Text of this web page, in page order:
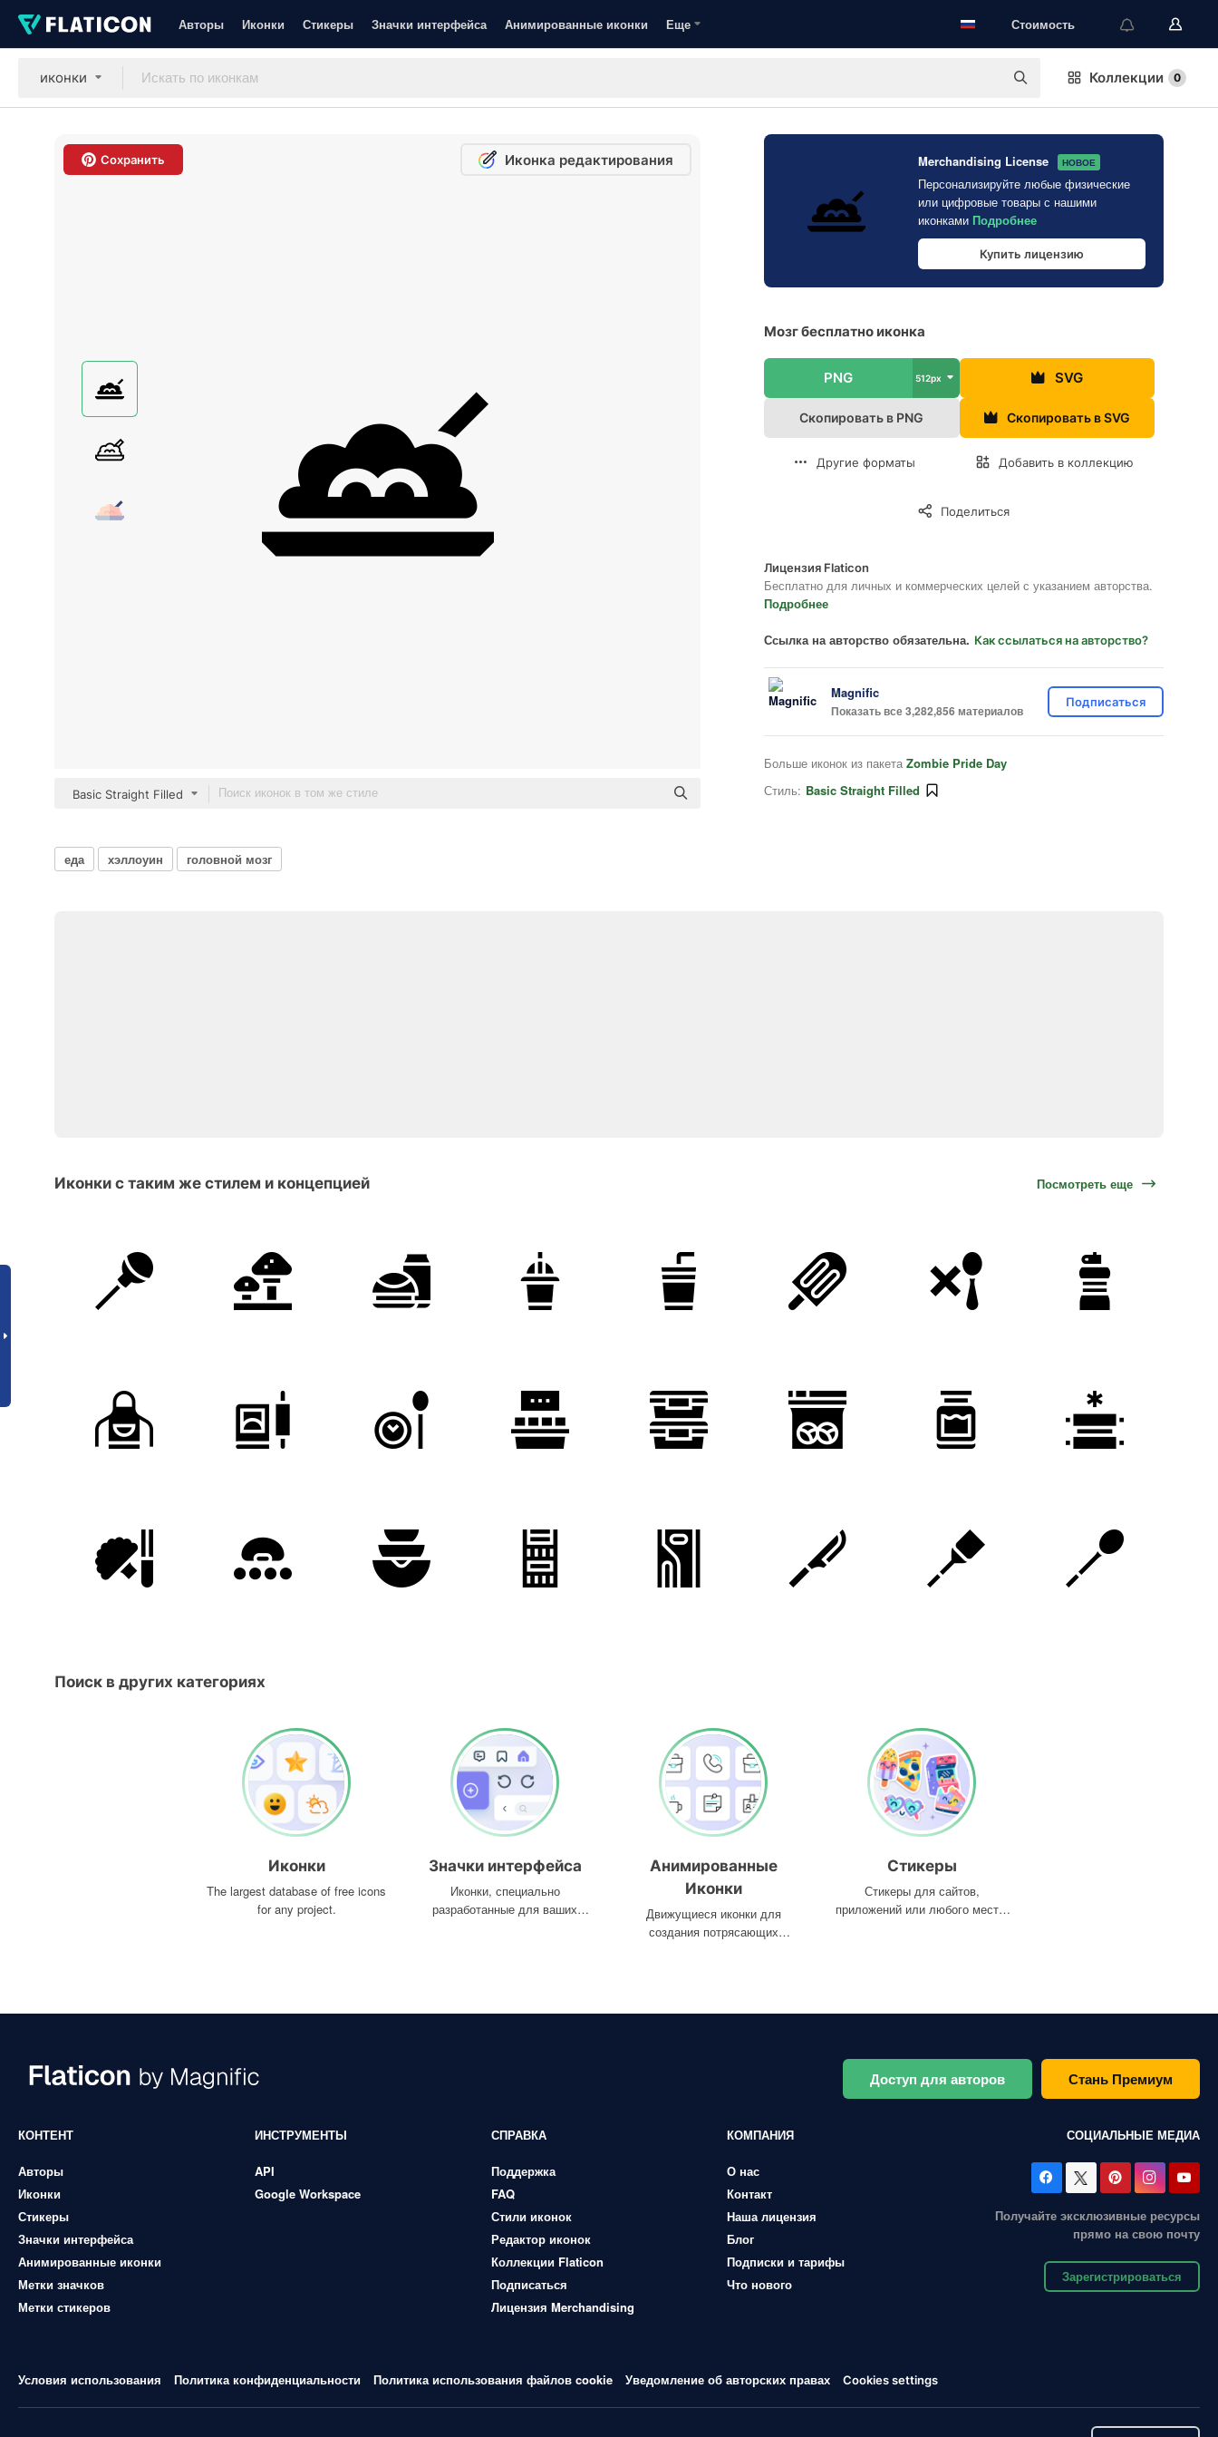
Авторы Иконки Стикеры Значки интерфейса Анимированные иконки Еще Стоимость
иконки Коллекции 0
Сохранить Иконка редактирования
Basic Straight Filled
Merchandising License НОВОЕ
Персонализируйте любые физические
или цифровые товары с нашими
иконками Подробнее
Купить лицензию
Мозг бесплатно иконка
PNG 512px SVG
Скопировать в PNG Скопировать в SVG
Другие форматы Добавить в коллекцию
Поделиться
Лицензия Flaticon
Бесплатно для личных и коммерческих целей с указанием авторства.
Подробнее
Ссылка на авторство обязательна. Как ссылаться на авторство?
Magnific
Показать все 3,282,856 материалов
Подписаться
Больше иконок из пакета Zombie Pride Day
Стиль: Basic Straight Filled
еда хэллоуин головной мозг
Иконки с таким же стилем и концепцией Посмотреть еще
Поиск в других категориях
Иконки
The largest database of free icons
for any project.
Значки интерфейса
Иконки, специально
разработанные для ваших
Анимированные
Иконки
Движущиеся иконки для
создания потрясающих
Стикеры
Стикеры для сайтов,
приложений или любого места,
Доступ для авторов Стань Премиум
КОНТЕНТ
Авторы
Иконки
Стикеры
Значки интерфейса
Анимированные иконки
Метки значков
Метки стикеров
ИНСТРУМЕНТЫ
API
Google Workspace
СПРАВКА
Поддержка
FAQ
Стили иконок
Редактор иконок
Коллекции Flaticon
Подписаться
Лицензия Merchandising
КОМПАНИЯ
О нас
Контакт
Наша лицензия
Блог
Подписки и тарифы
Что нового
СОЦИАЛЬНЫЕ МЕДИА
Получайте эксклюзивные ресурсы
прямо на свою почту
Зарегистрироваться
Условия использования Политика конфиденциальности Политика использования файлов cookie Уведомление об авторских правах Cookies settings